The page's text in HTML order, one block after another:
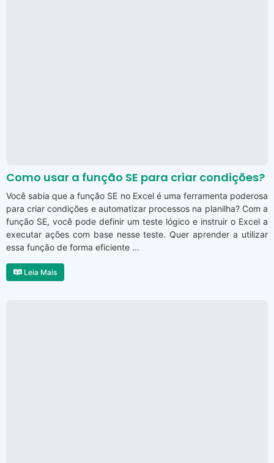
Como usar a função SE para criar condições?
Você sabia que a função SE no Excel é uma ferramenta poderosa
para criar condições e automatizar processos na planilha? Com a
função SE, você pode definir um teste lógico e instruir o Excel a
executar ações com base nesse teste. Quer aprender a utilizar
essa função de forma eficiente ...
Leia Mais